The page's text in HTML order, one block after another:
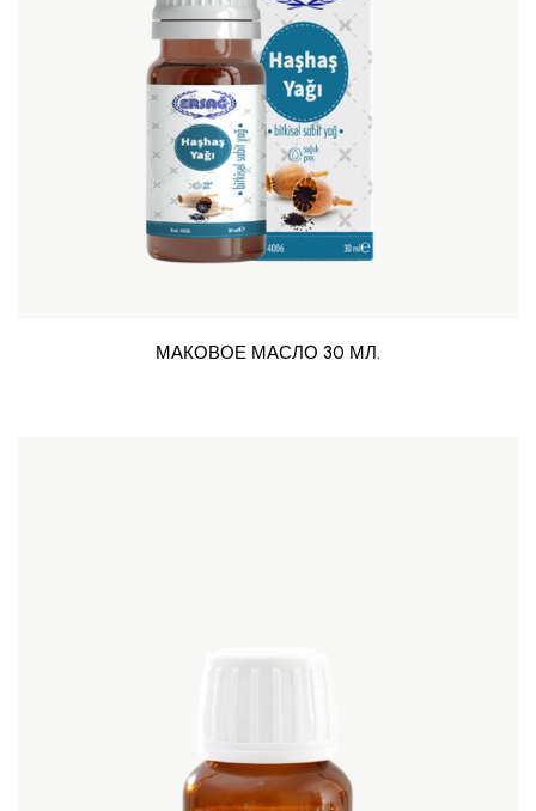
МАКОВОЕ МАСЛО 30 МЛ.